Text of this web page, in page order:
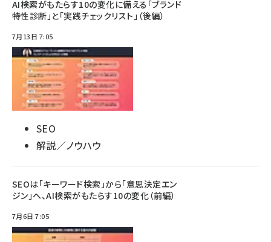
AI検索がもたらす10の変化に備える「ブランド
特性診断」と「実践チェックリスト」（後編）
7月13日 7:05
SEO
解説／ノウハウ
SEOは「キーワード検索」から「意思決定エン
ジン」へ、AI検索がもたらす10の変化（前編）
7月6日 7:05